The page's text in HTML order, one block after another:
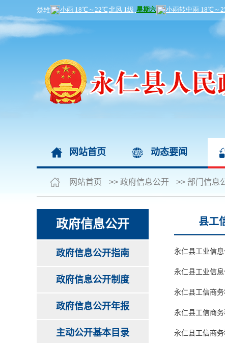
网站首页 动态要闻
网站首页 >> 政府信息公开 >> 部门信息
政府信息公开
政府信息公开指南
政府信息公开制度
政府信息公开年报
主动公开基本目录
县工
永仁县工业信
永仁县工业信
永仁县工信商
永仁县工信商
永仁县工信商